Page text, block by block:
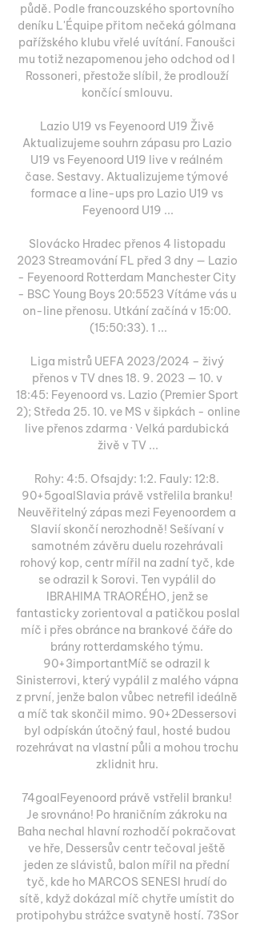
půdě. Podle francouzského sportovního
deníku L'Équipe přitom nečeká gólmana
pařížského klubu vřelé uvítání. Fanoušci
mu totiž nezapomenou jeho odchod od I
Rossoneri, přestože slíbil, že prodlouží
končící smlouvu.
Lazio U19 vs Feyenoord U19 Živě
Aktualizujeme souhrn zápasu pro Lazio
U19 vs Feyenoord U19 live v reálném
čase. Sestavy. Aktualizujeme týmové
formace a line-ups pro Lazio U19 vs
Feyenoord U19 ...
Slovácko Hradec přenos 4 listopadu
2023 Streamování FL před 3 dny — Lazio
- Feyenoord Rotterdam Manchester City
- BSC Young Boys 20:5523 Vítáme vás u
on-line přenosu. Utkání začíná v 15:00.
(15:50:33). 1 ...
Liga mistrů UEFA 2023/2024 – živý
přenos v TV dnes 18. 9. 2023 — 10. v
18:45: Feyenoord vs. Lazio (Premier Sport
2); Středa 25. 10. ve MS v šipkách - online
live přenos zdarma · Velká pardubická
živě v TV ...
Rohy: 4:5. Ofsajdy: 1:2. Fauly: 12:8.
90+5goalSlavia právě vstřelila branku!
Neuvěřitelný zápas mezi Feyenoordem a
Slavií skončí nerozhodně! Sešívaní v
samotném závěru duelu rozehrávali
rohový kop, centr mířil na zadní tyč, kde
se odrazil k Sorovi. Ten vypálil do
IBRAHIMA TRAORÉHO, jenž se
fantasticky zorientoval a patičkou poslal
míč i přes obránce na brankové čáře do
brány rotterdamského týmu.
90+3importantMíč se odrazil k
Sinisterrovi, který vypálil z malého vápna
z první, jenže balon vůbec netrefil ideálně
a míč tak skončil mimo. 90+2Dessersovi
byl odpískán útočný faul, hosté budou
rozehrávat na vlastní půli a mohou trochu
zklidnit hru.
74goalFeyenoord právě vstřelil branku!
Je srovnáno! Po hraničním zákroku na
Baha nechal hlavní rozhodčí pokračovat
ve hře, Dessersův centr tečoval ještě
jeden ze slávistů, balon mířil na přední
tyč, kde ho MARCOS SENESI hrudí do
sítě, když dokázal míč chytře umístit do
protipohybu strážce svatyně hostí. 73Sor